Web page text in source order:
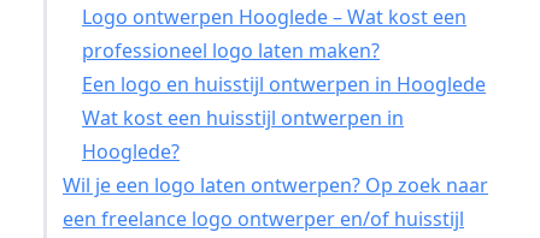
Logo ontwerpen Hooglede – Wat kost een
professioneel logo laten maken?
Een logo en huisstijl ontwerpen in Hooglede
Wat kost een huisstijl ontwerpen in
Hooglede?
Wil je een logo laten ontwerpen? Op zoek naar
een freelance logo ontwerper en/of huisstijl